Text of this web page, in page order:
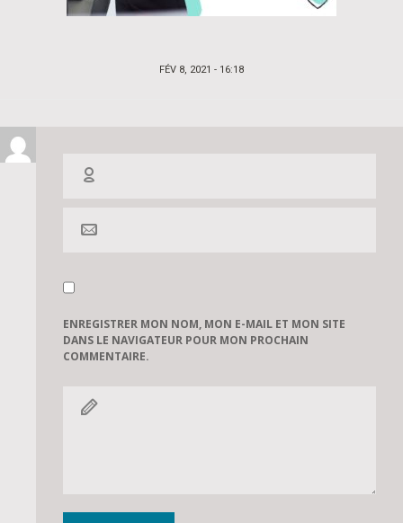
POSTED
FÉV 8, 2021 - 16:18
ENREGISTRER MON NOM, MON E-MAIL ET MON SITE
DANS LE NAVIGATEUR POUR MON PROCHAIN
COMMENTAIRE.